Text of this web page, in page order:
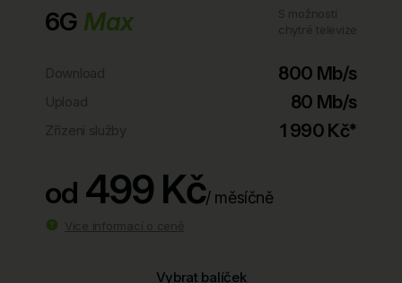
6G Max
800 Mb/s
80 Mb/s
1 990 Kč*
od 499 Kč/ měsíčně
Vybrat balíček